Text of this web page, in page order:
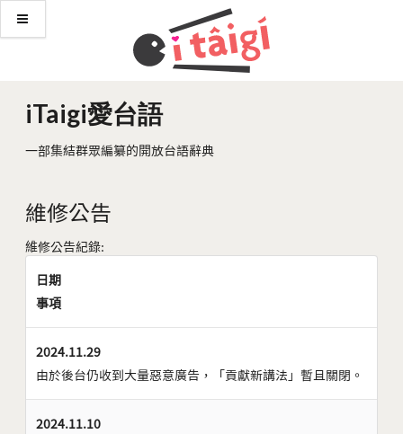
iTaigi愛台語
一部集結群眾編纂的開放台語辭典
維修公告
維修公告紀錄:
日期
事項
2024.11.29
由於後台仍收到大量惡意廣告，「貢獻新講法」暫且關閉。
2024.11.10